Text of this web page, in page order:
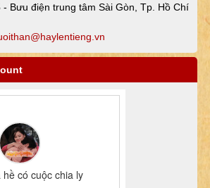
- Bưu điện trung tâm Sài Gòn, Tp. Hồ Chí